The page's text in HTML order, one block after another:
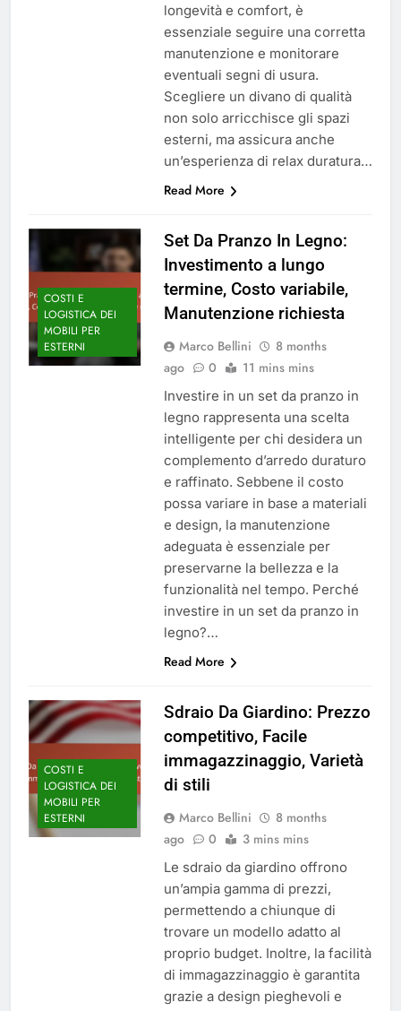
longevità e comfort, è
essenziale seguire una corretta
manutenzione e monitorare
eventuali segni di usura.
Scegliere un divano di qualità
non solo arricchisce gli spazi
esterni, ma assicura anche
un’esperienza di relax duratura…
Read More
COSTI E
LOGISTICA DEI
MOBILI PER
ESTERNI
Set Da Pranzo In Legno:
Investimento a lungo
termine, Costo variabile,
Manutenzione richiesta
Marco Bellini
8 months
ago
0 11 mins mins
Investire in un set da pranzo in
legno rappresenta una scelta
intelligente per chi desidera un
complemento d’arredo duraturo
e raffinato. Sebbene il costo
possa variare in base a materiali
e design, la manutenzione
adeguata è essenziale per
preservarne la bellezza e la
funzionalità nel tempo. Perché
investire in un set da pranzo in
legno?…
Read More
COSTI E
LOGISTICA DEI
MOBILI PER
ESTERNI
Sdraio Da Giardino: Prezzo
competitivo, Facile
immagazzinaggio, Varietà
di stili
Marco Bellini
8 months
ago
0 3 mins mins
Le sdraio da giardino offrono
un’ampia gamma di prezzi,
permettendo a chiunque di
trovare un modello adatto al
proprio budget. Inoltre, la facilità
di immagazzinaggio è garantita
grazie a design pieghevoli e